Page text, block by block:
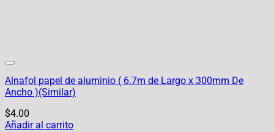
Alnafol papel de aluminio ( 6.7m de Largo x 300mm De
Ancho )(Similar)
$4.00
Añadir al carrito